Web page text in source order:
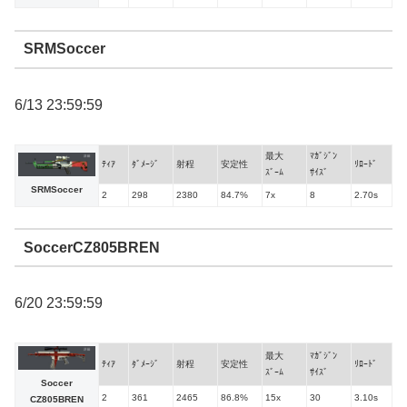
SRMSoccer
6/13 23:59:59
SRMSoccer
ﾃｨｱ ﾀﾞﾒｰｼﾞ 射程 安定性
最大
ｽﾞｰﾑ
ﾏｶﾞｼﾞﾝ
ｻｲｽﾞ
ﾘﾛｰﾄﾞ
2 298 2380 84.7% 7x 8 2.70s
SoccerCZ805BREN
6/20 23:59:59
Soccer
CZ805BREN
ﾃｨｱ ﾀﾞﾒｰｼﾞ 射程 安定性
最大
ｽﾞｰﾑ
ﾏｶﾞｼﾞﾝ
ｻｲｽﾞ
ﾘﾛｰﾄﾞ
2 361 2465 86.8% 15x 30 3.10s